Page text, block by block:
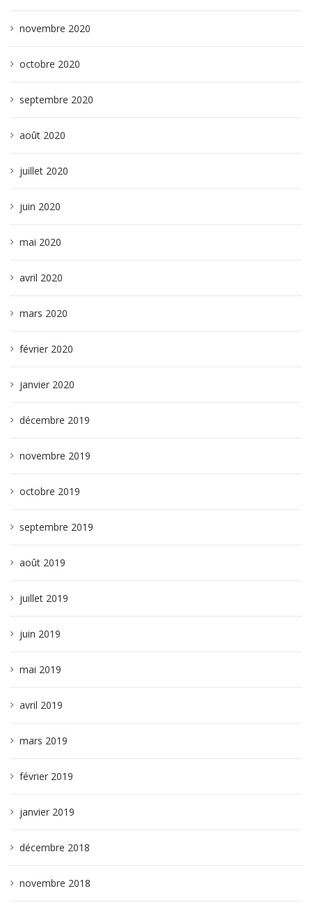
novembre 2020
octobre 2020
septembre 2020
août 2020
juillet 2020
juin 2020
mai 2020
avril 2020
mars 2020
février 2020
janvier 2020
décembre 2019
novembre 2019
octobre 2019
septembre 2019
août 2019
juillet 2019
juin 2019
mai 2019
avril 2019
mars 2019
février 2019
janvier 2019
décembre 2018
novembre 2018